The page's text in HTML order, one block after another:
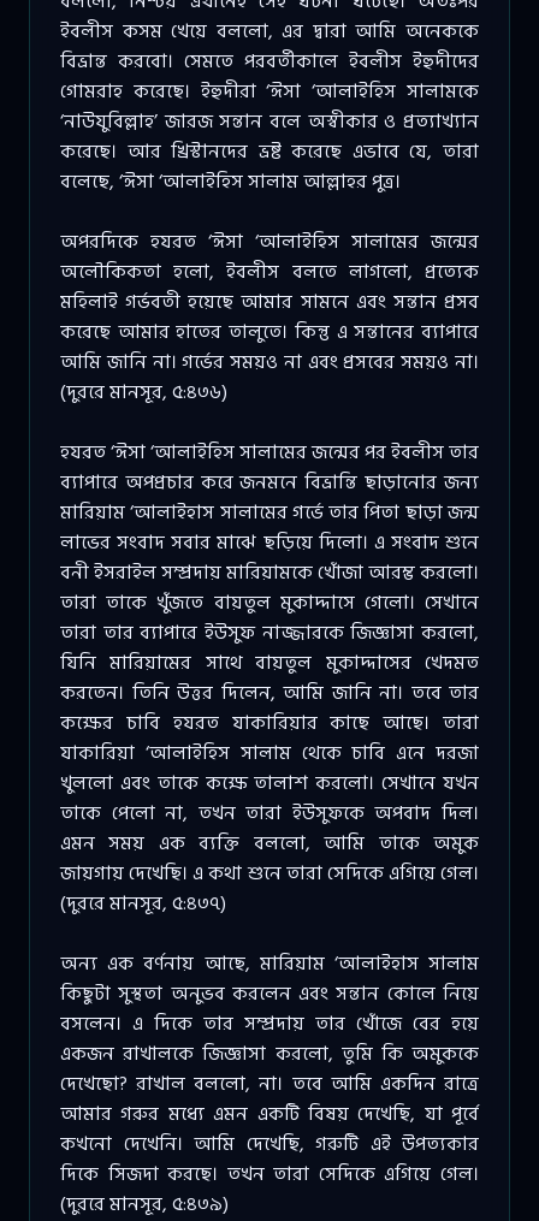
ইবলীস কসম খেয়ে বললো, এর দ্বারা আমি অনেককে
বিভ্রান্ত করবো। সেমতে পরবর্তীকালে ইবলীস ইহুদীদের
গোমরাহ করেছে। ইহুদীরা ‘ঈসা ‘আলাইহিস সালামকে
‘নাউযুবিল্লাহ’ জারজ সন্তান বলে অস্বীকার ও প্রত্যাখ্যান
করেছে। আর খ্রিস্টানদের ভ্রষ্ট করেছে এভাবে যে, তারা
বলেছে, ‘ঈসা ‘আলাইহিস সালাম আল্লাহর পুত্র।
অপরদিকে হযরত ‘ঈসা ‘আলাইহিস সালামের জন্মের
অলৌকিকতা হলো, ইবলীস বলতে লাগলো, প্রত্যেক
মহিলাই গর্ভবতী হয়েছে আমার সামনে এবং সন্তান প্রসব
করেছে আমার হাতের তালুতে। কিন্তু এ সন্তানের ব্যাপারে
আমি জানি না। গর্ভের সময়ও না এবং প্রসবের সময়ও না।
(দুররে মানসূর, ৫:৪৩৬)
হযরত ‘ঈসা ‘আলাইহিস সালামের জন্মের পর ইবলীস তার
ব্যাপারে অপপ্রচার করে জনমনে বিভ্রান্তি ছাড়ানোর জন্য
মারিয়াম ‘আলাইহাস সালামের গর্ভে তার পিতা ছাড়া জন্ম
লাভের সংবাদ সবার মাঝে ছড়িয়ে দিলো। এ সংবাদ শুনে
বনী ইসরাইল সম্প্রদায় মারিয়ামকে খোঁজা আরম্ভ করলো।
তারা তাকে খুঁজতে বায়তুল মুকাদ্দাসে গেলো। সেখানে
তারা তার ব্যাপারে ইউসুফ নাজ্জারকে জিজ্ঞাসা করলো,
যিনি মারিয়ামের সাথে বায়তুল মুকাদ্দাসের খেদমত
করতেন। তিনি উত্তর দিলেন, আমি জানি না। তবে তার
কক্ষের চাবি হযরত যাকারিয়ার কাছে আছে। তারা
যাকারিয়া ‘আলাইহিস সালাম থেকে চাবি এনে দরজা
খুললো এবং তাকে কক্ষে তালাশ করলো। সেখানে যখন
তাকে পেলো না, তখন তারা ইউসুফকে অপবাদ দিল।
এমন সময় এক ব্যক্তি বললো, আমি তাকে অমুক
জায়গায় দেখেছি। এ কথা শুনে তারা সেদিকে এগিয়ে গেল।
(দুররে মানসূর, ৫:৪৩৭)
অন্য এক বর্ণনায় আছে, মারিয়াম ‘আলাইহাস সালাম
কিছুটা সুস্থতা অনুভব করলেন এবং সন্তান কোলে নিয়ে
বসলেন। এ দিকে তার সম্প্রদায় তার খোঁজে বের হয়ে
একজন রাখালকে জিজ্ঞাসা করলো, তুমি কি অমুককে
দেখেছো? রাখাল বললো, না। তবে আমি একদিন রাত্রে
আমার গরুর মধ্যে এমন একটি বিষয় দেখেছি, যা পূর্বে
কখনো দেখেনি। আমি দেখেছি, গরুটি এই উপত্যকার
দিকে সিজদা করছে। তখন তারা সেদিকে এগিয়ে গেল।
(দুররে মানসূর, ৫:৪৩৯)